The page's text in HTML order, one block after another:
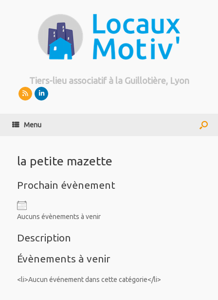
Tiers-lieu associatif à la Guillotière, Lyon
Menu
la petite mazette
Prochain évènement
Aucuns évènements à venir
Description
Évènements à venir
<li>Aucun événement dans cette catégorie</li>